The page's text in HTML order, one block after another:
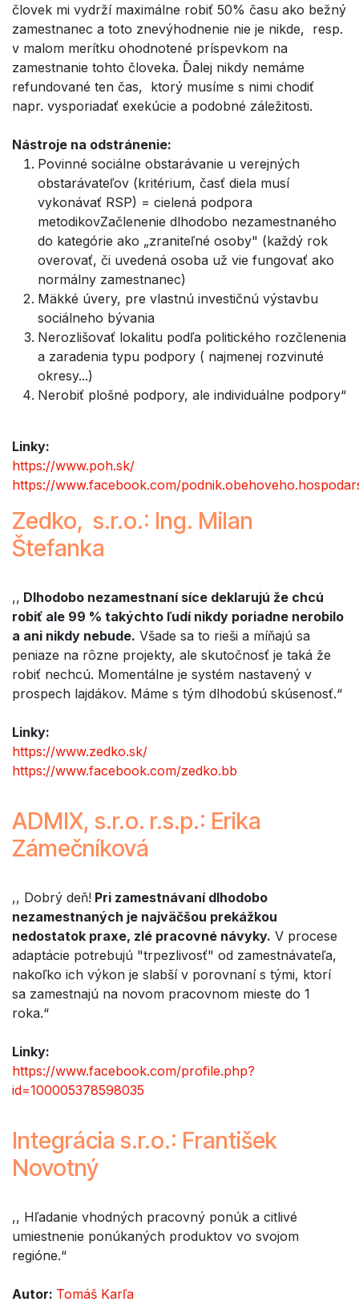
človek mi vydrží maximálne robiť 50% času ako bežný
zamestnanec a toto znevýhodnenie nie je nikde, resp.
v malom merítku ohodnotené príspevkom na
zamestnanie tohto človeka. Ďalej nikdy nemáme
refundované ten čas, ktorý musíme s nimi chodiť
napr. vysporiadať exekúcie a podobné záležitosti.
Nástroje na odstránenie:
Povinné sociálne obstarávanie u verejných
obstarávateľov (kritérium, časť diela musí
vykonávať RSP) = cielená podpora
metodikovZačlenenie dlhodobo nezamestnaného
do kategórie ako „zraniteľné osoby" (každý rok
overovať, či uvedená osoba už vie fungovať ako
normálny zamestnanec)
Mäkké úvery, pre vlastnú investičnú výstavbu
sociálneho bývania
Nerozlišovať lokalitu podľa politického rozčlenenia
a zaradenia typu podpory ( najmenej rozvinuté
okresy...)
Nerobiť plošné podpory, ale individuálne podpory“
Linky:
https://www.poh.sk/
https://www.facebook.com/
Zedko, s.r.o.: Ing. Milan
Štefanka
,, Dlhodobo nezamestnaní síce deklarujú že chcú
robiť ale 99 % takýchto ľudí nikdy poriadne nerobilo
a ani nikdy nebude. Všade sa to rieši a míňajú sa
peniaze na rôzne projekty, ale skutočnosť je taká že
robiť nechcú. Momentálne je systém nastavený v
prospech lajdákov. Máme s tým dlhodobú skúsenosť.“
Linky:
https://www.zedko.sk/
https://www.facebook.com/zedko.bb
ADMIX, s.r.o. r.s.p.: Erika
Zámečníková
,, Dobrý deň! Pri zamestnávaní dlhodobo
nezamestnaných je najväčšou prekážkou
nedostatok praxe, zlé pracovné návyky. V procese
adaptácie potrebujú "trpezlivosť" od zamestnávateľa,
nakoľko ich výkon je slabší v porovnaní s tými, ktorí
sa zamestnajú na novom pracovnom mieste do 1
roka.“
Linky:
https://www.facebook.com/profile.php?
id=100005378598035
Integrácia s.r.o.: František
Novotný
,, Hľadanie vhodných pracovný ponúk a citlivé
umiestnenie ponúkaných produktov vo svojom
regióne.“
Autor: Tomáš Karľa